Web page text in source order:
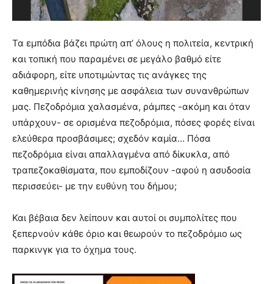
Τα εμπόδια βάζει πρώτη απ’ όλους η πολιτεία, κεντρική
και τοπική που παραμένει σε μεγάλο βαθμό είτε
αδιάφορη, είτε υποτιμώντας τις ανάγκες της
καθημερινής κίνησης με ασφάλεια των συνανθρώπων
μας. Πεζοδρόμια χαλασμένα, ράμπες -ακόμη και όταν
υπάρχουν- σε ορισμένα πεζοδρόμια, πόσες φορές είναι
ελεύθερα προσβάσιμες; σχεδόν καμία… Πόσα
πεζοδρόμια είναι απαλλαγμένα από δίκυκλα, από
τραπεζοκαθίσματα, που εμποδίζουν -αφού η ασυδοσία
περισσεύει- με την ευθύνη του δήμου;
Και βέβαια δεν λείπουν και αυτοί οι συμπολίτες που
ξεπερνούν κάθε όριο και θεωρούν το πεζοδρόμιο ως
παρκινγκ για το όχημα τους.